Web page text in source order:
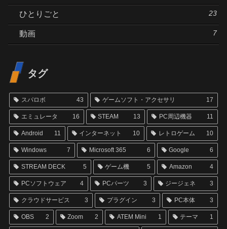
ひとりごと 23
動画 7
タグ
スパロボ 43 ゲームソフト・アクセサリ 17
エミュレータ 16 STEAM 13 PC周辺機器 11
Android 11 インターネット 10 レトロゲーム 10
Windows 7 Microsoft 365 6 Google 6
STREAM DECK 5 ゲーム機 5 Amazon 4
PCソフトウェア 4 PCパーツ 3 ジージェネ 3
クラウドサービス 3 プラグイン 3 PC本体 3
OBS 2 Zoom 2 ATEM Mini 1 テーマ 1